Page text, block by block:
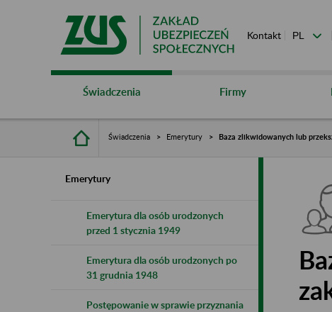
Kontakt
Świadczenia Firmy
Świadczenia Emerytury Baza zlikwidowanych lub
Emerytury
Emerytura dla osób urodzonych
przed 1 stycznia 1949
Emerytura dla osób urodzonych po
31 grudnia 1948
Postępowanie w sprawie przyznania